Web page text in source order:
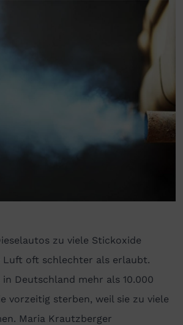
zu viele Stickoxide
Luft oft schlechter als erlaubt.
Deutschland mehr als 10.000
vorzeitig sterben, weil sie zu viele
Maria Krautzberger